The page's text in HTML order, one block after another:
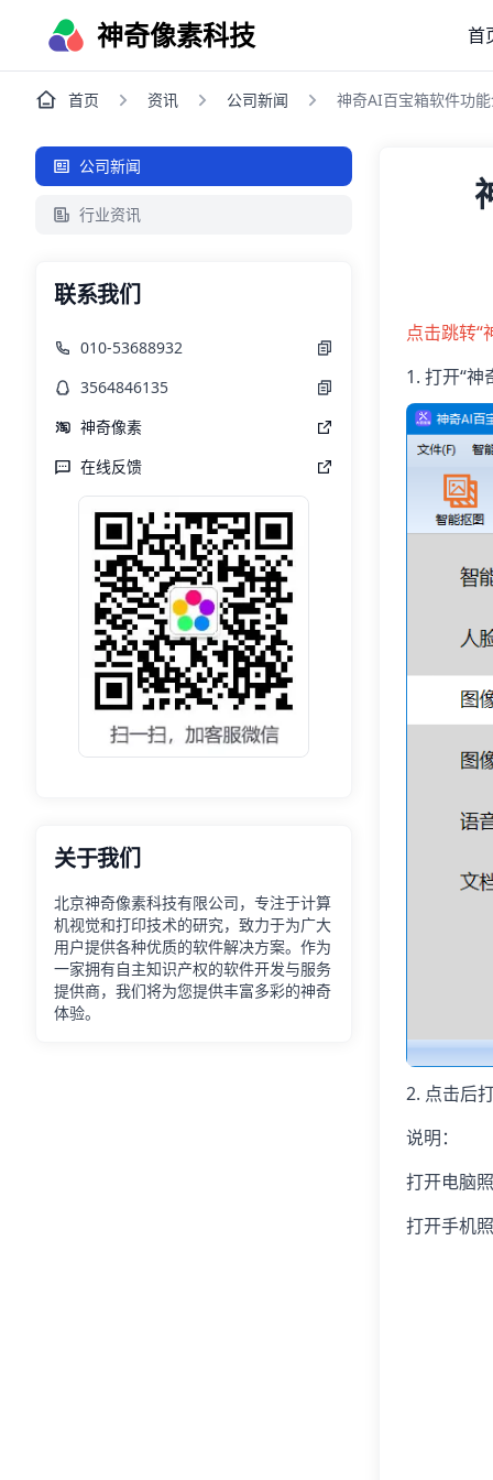
神奇像素科技 首
首页 资讯 公司新闻 神奇AI百宝箱软件功
公司新闻
行业资讯
联系我们
010-53688932
3564846135
神奇像素
在线反馈
关于我们
北京神奇像素科技有限公司，专注于计算
机视觉和打印技术的研究，致力于为广大
用户提供各种优质的软件解决方案。作为
一家拥有自主知识产权的软件开发与服务
提供商，我们将为您提供丰富多彩的神奇
体验。
点击跳转“
1. 打开“神
2. 点击后
说明：
打开电脑
打开手机